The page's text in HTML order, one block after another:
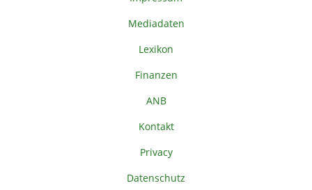
Mediadaten
Lexikon
Finanzen
ANB
Kontakt
Privacy
Datenschutz